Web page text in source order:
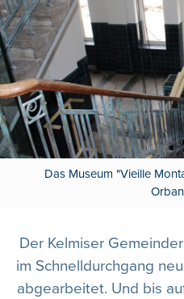
Das Museum "Vieille
Der Kelmiser
im Schnelldurchgang
abgearbeitet. Und bis